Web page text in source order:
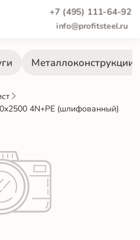
+7 (495) 111-64-92
info@profitsteel.ru
Металлоконструкции
4N+PE (шлифованный)